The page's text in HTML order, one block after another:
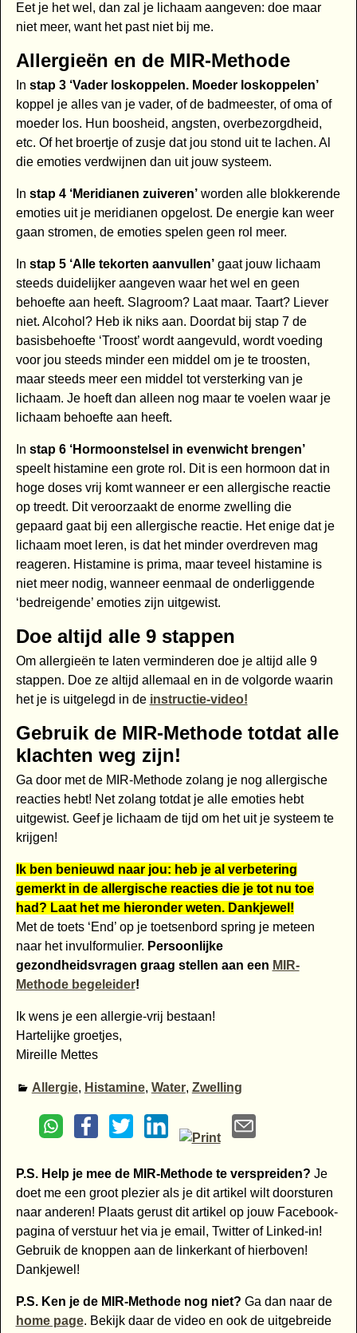
Eet je het wel, dan zal je lichaam aangeven: doe maar
niet meer, want het past niet bij me.
Allergieën en de MIR-Methode
In stap 3 ‘Vader loskoppelen. Moeder loskoppelen’
koppel je alles van je vader, of de badmeester, of oma of
moeder los. Hun boosheid, angsten, overbezorgdheid,
etc. Of het broertje of zusje dat jou stond uit te lachen. Al
die emoties verdwijnen dan uit jouw systeem.
In stap 4 ‘Meridianen zuiveren’worden alle blokkerende
emoties uit je meridianen opgelost. De energie kan weer
gaan stromen, de emoties spelen geen rol meer.
In stap 5 ‘Alle tekorten aanvullen’gaat jouw lichaam
steeds duidelijker aangeven waar het wel en geen
behoefte aan heeft. Slagroom? Laat maar. Taart? Liever
niet. Alcohol? Heb ik niks aan. Doordat bij stap 7 de
basisbehoefte ‘Troost’ wordt aangevuld, wordt voeding
voor jou steeds minder een middel om je te troosten,
maar steeds meer een middel tot versterking van je
lichaam. Je hoeft dan alleen nog maar te voelen waar je
lichaam behoefte aan heeft.
In stap 6 ‘Hormoonstelsel in evenwicht brengen’
speelt histamine een grote rol. Dit is een hormoon dat in
hoge doses vrij komt wanneer er een allergische reactie
op treedt. Dit veroorzaakt de enorme zwelling die
gepaard gaat bij een allergische reactie. Het enige dat je
lichaam moet leren, is dat het minder overdreven mag
reageren. Histamine is prima, maar teveel histamine is
niet meer nodig, wanneer eenmaal de onderliggende
‘bedreigende’ emoties zijn uitgewist.
Doe altijd alle 9 stappen
Om allergieën te laten verminderen doe je altijd alle 9
stappen. Doe ze altijd allemaal en in de volgorde waarin
het je is uitgelegd in de instructie-video!
Gebruik de MIR-Methode totdat alle
klachten weg zijn!
Ga door met de MIR-Methode zolang je nog allergische
reacties hebt! Net zolang totdat je alle emoties hebt
uitgewist. Geef je lichaam de tijd om het uit je systeem te
krijgen!
Ik ben benieuwd naar jou: heb je al verbetering
gemerkt in de allergische reacties die je tot nu toe
had? Laat het me hieronder weten. Dankjewel!
Met de toets ‘End’ op je toetsenbord spring je meteen
naar het invulformulier. Persoonlijke
gezondheidsvragen graag stellen aan een MIR-
Methode begeleider!
Ik wens je een allergie-vrij bestaan!
Hartelijke groetjes,
Mireille Mettes
Allergie, Histamine, Water, Zwelling
P.S. Help je mee de MIR-Methode te verspreiden? Je
doet me een groot plezier als je dit artikel wilt doorsturen
naar anderen! Plaats gerust dit artikel op jouw Facebook-
pagina of verstuur het via je email, Twitter of Linked-in!
Gebruik de knoppen aan de linkerkant of hierboven!
Dankjewel!
P.S. Ken je de MIR-Methode nog niet? Ga dan naar de
home page. Bekijk daar de video en ook de uitgebreide